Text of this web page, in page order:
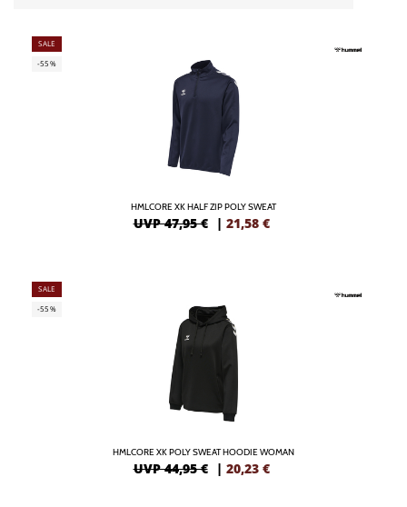
SALE
-55%
HMLCORE XK HALF ZIP POLY SWEAT
UVP 47,95 € | 21,58 €
SALE
-55%
HMLCORE XK POLY SWEAT HOODIE WOMAN
UVP 44,95 € | 20,23 €